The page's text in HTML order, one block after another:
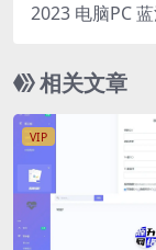
2023 电脑PC
相关文章
VIP